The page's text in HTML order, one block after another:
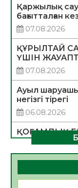
Қаржылық
бағытталған
07.08.2026
ҚҰРЫЛТАЙ
ҮШІН
07.08.2026
Ауыл
негізгі тірегі
06.08.2026
ҚОҒАМДЫҚ
ДАМУЫНЫҢ
06.08.2026
ҚҰРЫЛТАЙ
БАСТАР